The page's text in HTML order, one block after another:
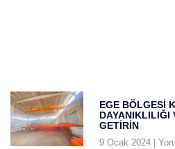
EGE BÖLGESI
DAYANIKLILIĞI
GETIRIN
9 Ocak 2024